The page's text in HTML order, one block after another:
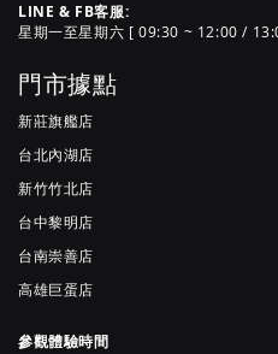
LINE & FB客服:
星期一至星期六 [ 09:30 ~ 12:00 /
門市據點
新莊旗艦店
台北內湖店
新竹竹北店
台中黎明店
台南崇善店
高雄巨蛋店
參觀體驗時間